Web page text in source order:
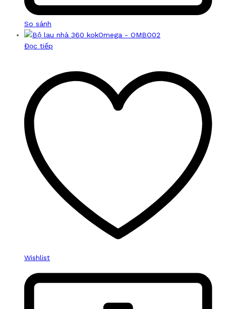
So sánh
Đọc tiếp
Wishlist